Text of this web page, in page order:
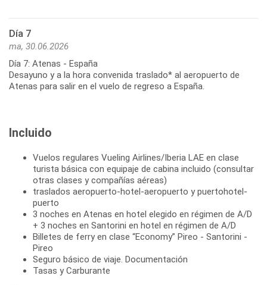
Día 7
ma, 30.06.2026
Día 7: Atenas - España
Desayuno y a la hora convenida traslado* al aeropuerto de
Incluido
Vuelos regulares Vueling Airlines/Iberia LAE en clase
turista básica con equipaje de cabina incluido (consultar
otras clases y compañías aéreas)
traslados aeropuerto-hotel-aeropuerto y puertohotel-
puerto
3 noches en Atenas en hotel elegido en régimen de A/D
+ 3 noches en Santorini en hotel en régimen de A/D
Billetes de ferry en clase “Economy” Pireo - Santorini -
Pireo
Seguro básico de viaje. Documentación
Tasas y Carburante